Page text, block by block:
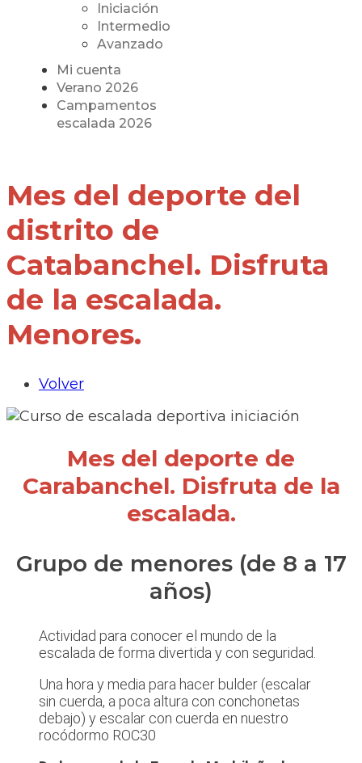
Iniciación
Intermedio
Avanzado
Mi cuenta
Verano 2026
Campamentos
escalada 2026
Mes del deporte del
distrito de
Catabanchel. Disfruta
de la escalada.
Menores.
Volver
Mes del deporte de
Carabanchel. Disfruta de la
escalada.
Grupo de menores (de 8 a 17
años)
Actividad para conocer el mundo de la
escalada de forma divertida y con seguridad.
Una hora y media para hacer bulder (escalar
sin cuerda, a poca altura con conchonetas
debajo) y escalar con cuerda en nuestro
rocódormo ROC30